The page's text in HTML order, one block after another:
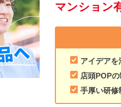
マンション
アイデア
店頭POP
手厚い研修